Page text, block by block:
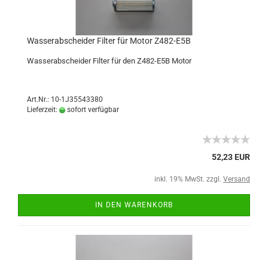
Wasserabscheider Filter für Motor Z482-E5B
Wasserabscheider Filter für den Z482-E5B Motor
Art.Nr.: 10-1J35543380
Lieferzeit:
sofort verfügbar
52,23 EUR
inkl. 19% MwSt. zzgl. Versand
IN DEN WARENKORB